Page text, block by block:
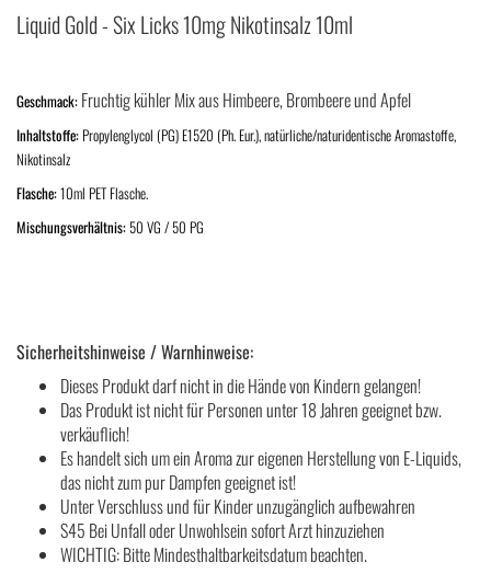
Liquid Gold - Six Licks 10mg Nikotinsalz 10ml
Geschmack: Fruchtig kühler Mix ausHimbeere, Brombeere und Apfel
Inhaltstoffe: Propylenglycol (PG) E1520 (Ph. Eur.), natürliche/naturidentische Aromastoffe,
Nikotinsalz
Flasche:10ml PET Flasche.
Mischungsverhältnis:50 VG / 50 PG
Sicherheitshinweise / Warnhinweise:
Dieses Produkt darf nicht in die Hände von Kindern gelangen!
Das Produkt ist nicht für Personen unter 18 Jahren geeignet bzw.
verkäuflich!
Es handelt sich um ein Aroma zur eigenen Herstellung von E-Liquids,
das nicht zum pur Dampfen geeignet ist!
Unter Verschluss und für Kinder unzugänglich aufbewahren
S45 Bei Unfall oder Unwohlsein sofort Arzt hinzuziehen
WICHTIG: Bitte Mindesthaltbarkeitsdatum beachten.